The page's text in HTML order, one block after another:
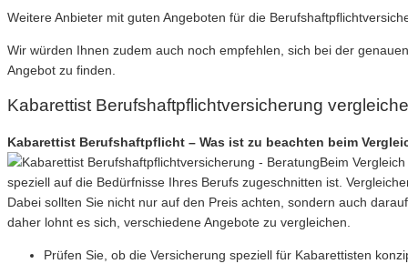
Weitere Anbieter mit guten Angeboten für die
Wir würden Ihnen zudem auch noch empfehlen, sich bei der
Angebot zu finden.
Kabarettist Berufshaftpflichtversicherung
Kabarettist Berufshaftpflicht – Was ist zu beachten beim
Beim
speziell auf die Bedürfnisse Ihres Berufs zugeschnitten ist.
Dabei sollten Sie nicht nur auf den Preis achten, sondern auch
daher lohnt es sich, verschiedene Angebote zu vergleichen.
Prüfen Sie, ob die Versicherung speziell für Kabarettisten